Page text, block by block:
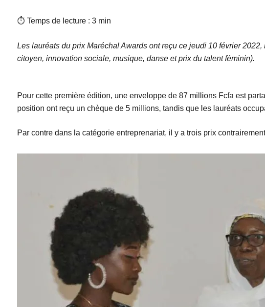
⏱ Temps de lecture : 3 min
Les lauréats du prix Maréchal Awards ont reçu ce jeudi 10 février
citoyen, innovation sociale, musique, danse et prix du talent féminin).
Pour cette première édition, une enveloppe de 87 millions Fcfa est
position ont reçu un chèque de 5 millions, tandis que les lauréats
Par contre dans la catégorie entreprenariat, il y a trois prix